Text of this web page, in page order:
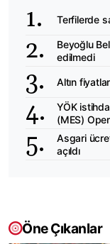
Terfilerde
Beyoğlu
edilmedi
Altın
YÖK
(MES)
Asgari
açıldı
Öne Çıkanlar